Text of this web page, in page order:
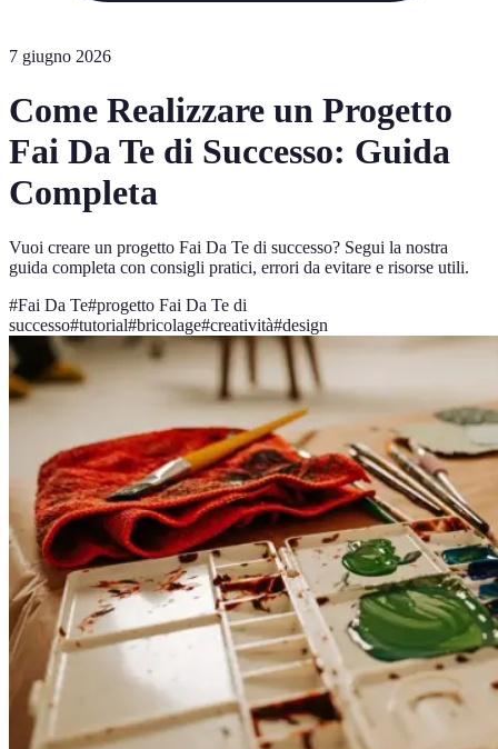
7 giugno 2026
Come Realizzare un Progetto
Fai Da Te di Successo: Guida
Completa
Vuoi creare un progetto Fai Da Te di successo? Segui la nostra
guida completa con consigli pratici, errori da evitare e risorse utili.
#Fai Da Te#progetto Fai Da Te di
successo#tutorial#bricolage#creatività#design